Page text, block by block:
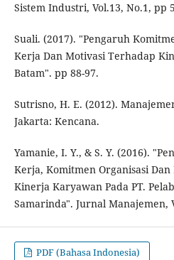
Sistem Industri, Vol.13, No.1, pp
Suali. (2017). "Pengaruh
Kerja Dan Motivasi Terhadap
Batam". pp 88-97.
Sutrisno, H. E. (2012).
Jakarta: Kencana.
Yamanie, I. Y., & S. Y. (2016).
Kerja, Komitmen Organisasi
Kinerja Karyawan Pada PT.
Samarinda". Jurnal Manajemen,
PDF (Bahasa Indonesia)